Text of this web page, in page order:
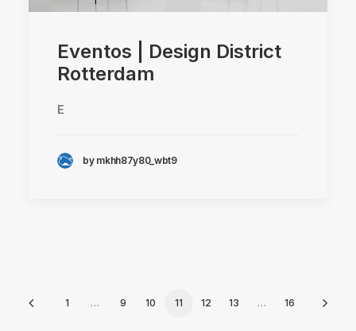
Eventos | Design District
Rotterdam
E
by mkhh87y80_wbt9
1 … 9 10 11 12 13 … 16